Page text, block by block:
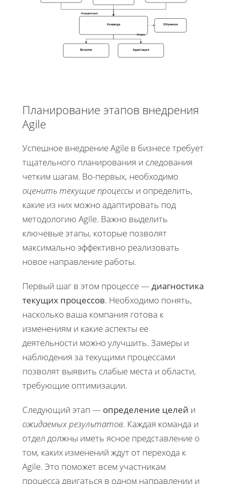
Команда
Встречи Адаптация
Обучение
Координация
Ретрос
Планирование этапов внедрения
Agile
Успешное внедрение Agile в бизнесе требует
тщательного планирования и следования
четким шагам. Во-первых, необходимо
оценить текущие процессы и определить,
какие из них можно адаптировать под
методологию Agile. Важно выделить
ключевые этапы, которые позволят
максимально эффективно реализовать
новое направление работы.
Первый шаг в этом процессе —диагностика
текущих процессов. Необходимо понять,
насколько ваша компания готова к
изменениям и какие аспекты ее
деятельности можно улучшить. Замеры и
наблюдения за текущими процессами
позволят выявить слабые места и области,
требующие оптимизации.
Следующий этап — определение целей и
ожидаемых результатов. Каждая команда и
отдел должны иметь ясное представление о
том, каких изменений ждут от перехода к
Agile. Это поможет всем участникам
процесса двигаться в одном направлении и